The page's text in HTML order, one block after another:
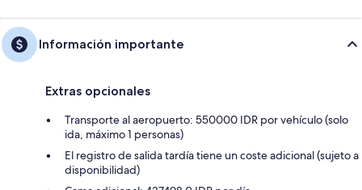
Información importante
Extras opcionales
Transporte al aeropuerto: 550000 IDR por vehículo (solo
ida, máximo 1 personas)
El registro de salida tardía tiene un coste adicional (sujeto a
disponibilidad)